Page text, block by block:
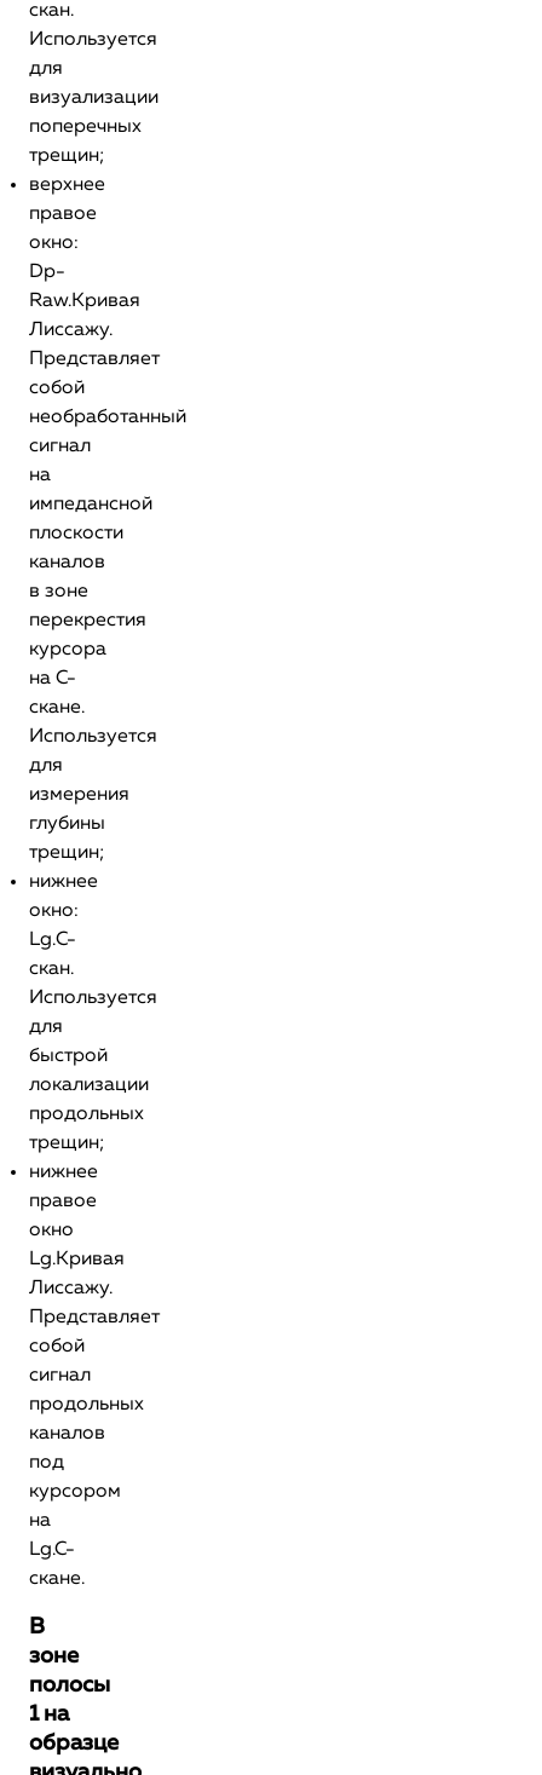
скан.
Используется
для
визуализации
поперечных
трещин;
верхнее
правое
окно:
Dp-
Raw.Кривая
Лиссажу.
Представляет
собой
необработанный
сигнал
на
импедансной
плоскости
каналов
в зоне
перекрестия
курсора
на С-
скане.
Используется
для
измерения
глубины
трещин;
нижнее
окно:
Lg.С-
скан.
Используется
для
быстрой
локализации
продольных
трещин;
нижнее
правое
окно
Lg.Кривая
Лиссажу.
Представляет
собой
сигнал
продольных
каналов
под
курсором
на
Lg.C-
скане.
В
зоне
полосы
1 на
образце